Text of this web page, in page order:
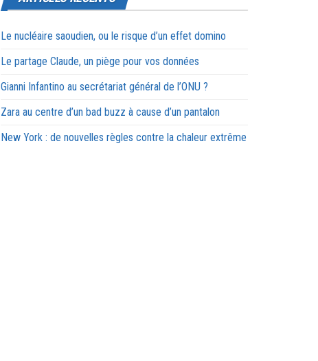
Le nucléaire saoudien, ou le risque d’un effet domino
Le partage Claude, un piège pour vos données
Gianni Infantino au secrétariat général de l’ONU ?
Zara au centre d’un bad buzz à cause d’un pantalon
New York : de nouvelles règles contre la chaleur extrême